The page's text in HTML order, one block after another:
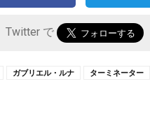
Twitter で
ガブリエル・ルナ ターミネーター